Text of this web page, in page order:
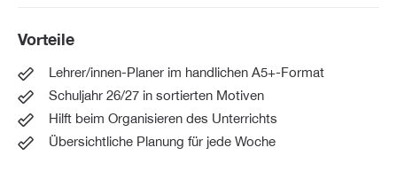
Vorteile
Lehrer/innen-Planer im handlichen A5+-Format
Schuljahr 26/27 in sortierten Motiven
Hilft beim Organisieren des Unterrichts
Übersichtliche Planung für jede Woche